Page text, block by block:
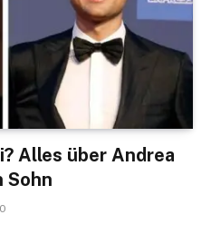
Alles über Andrea
Sohn
0